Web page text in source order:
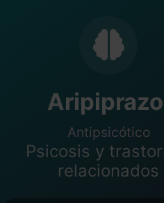
Antipsicótico
Psicosis y
relacionados